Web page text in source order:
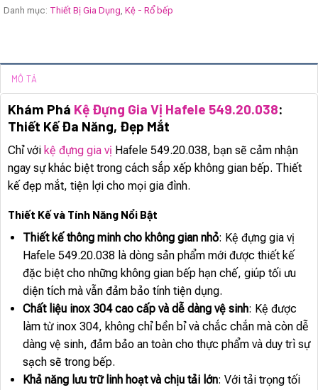
Danh mục: Thiết Bị Gia Dụng Kệ - Rổ bếp
MÔ TẢ
Khám Phá Kệ Đựng Gia Vị Hafele 549.20.038:
Thiết Kế Đa Năng, Đẹp Mắt
Chỉ với kệ đựng gia vị Hafele 549.20.038, bạn sẽ cảm nhận
ngay sự khác biệt trong cách sắp xếp không gian bếp. Thiết
kế đẹp mắt, tiện lợi cho mọi gia đình.
Thiết Kế và Tính Năng Nổi Bật
Thiết kế thông minh cho không gian nhỏ: Kệ đựng gia vị
Hafele 549.20.038 là dòng sản phẩm mới được thiết kế
đặc biệt cho những không gian bếp hạn chế, giúp tối ưu
diện tích mà vẫn đảm bảo tính tiện dụng.
Chất liệu inox 304 cao cấp và dễ dàng vệ sinh: Kệ được
làm từ inox 304, không chỉ bền bỉ và chắc chắn mà còn dễ
dàng vệ sinh, đảm bảo an toàn cho thực phẩm và duy trì sự
sạch sẽ trong bếp.
Khả năng lưu trữ linh hoạt và chịu tải lớn: Với tải trọng tối